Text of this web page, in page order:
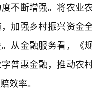
不断增强。将农业
加强乡村振兴资金
从金融服务看，《
普惠金融，推动农
效率。